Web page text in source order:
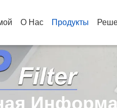
О Нас Продукты